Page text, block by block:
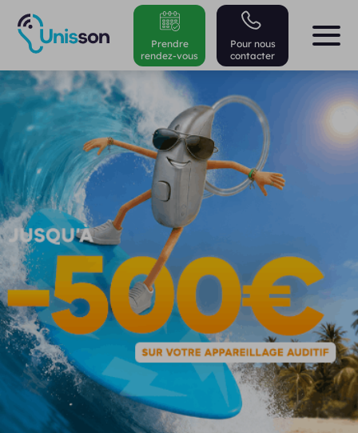
Pour nous
contacter
Prendre
rendez-vous